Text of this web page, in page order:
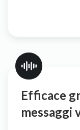
Efficace
messaggi